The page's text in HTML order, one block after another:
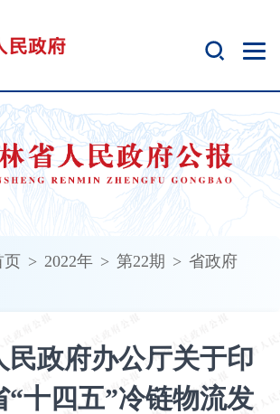
页 > 2022年 > 第22期 > 省政府
民政府办公厅关于印
“十四五”冷链物流发